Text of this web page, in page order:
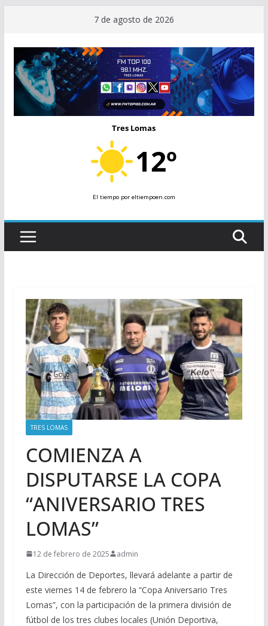
contenido
7 de agosto de 2026
Tres Lomas
12º
El tiempopor eltiempoen.com
TRES LOMAS
COMIENZA A
DISPUTARSE LA COPA
“ANIVERSARIO TRES
LOMAS”
12 de febrero de 2025 admin
La Dirección de Deportes, llevará adelante a partir de
este viernes 14 de febrero la “Copa Aniversario Tres
Lomas”, con la participación de la primera división de
fútbol de los tres clubes locales (Unión Deportiva,